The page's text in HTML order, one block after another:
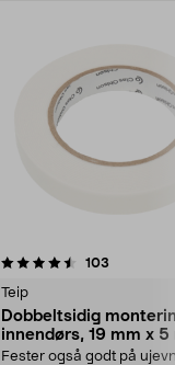
103
Teip
Dobbeltsidig
innendørs, 19 mm x 5
Fester også godt på
4.0 av 5 stjerner